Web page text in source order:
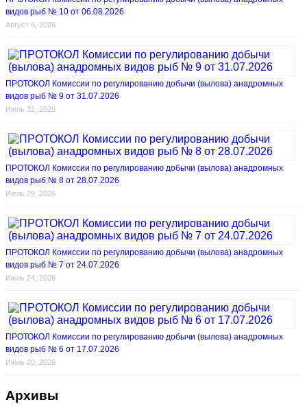
видов рыб № 10 от 06.08.2026
Август 6, 2026
ПРОТОКОЛ Комиссии по регулированию добычи (вылова) анадромных
видов рыб № 9 от 31.07.2026
Июль 31, 2026
ПРОТОКОЛ Комиссии по регулированию добычи (вылова) анадромных
видов рыб № 8 от 28.07.2026
Июль 29, 2026
ПРОТОКОЛ Комиссии по регулированию добычи (вылова) анадромных
видов рыб № 7 от 24.07.2026
Июль 24, 2026
ПРОТОКОЛ Комиссии по регулированию добычи (вылова) анадромных
видов рыб № 6 от 17.07.2026
Июль 20, 2026
Архивы